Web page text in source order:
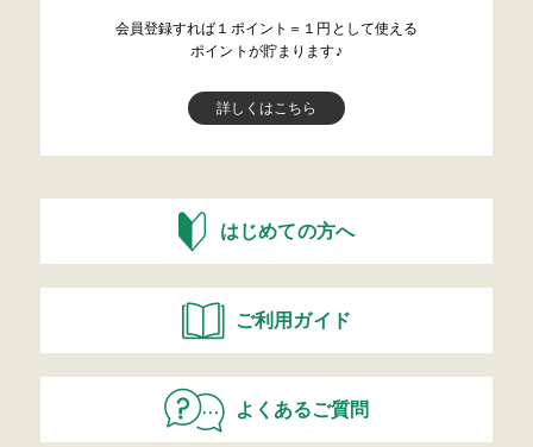
会員登録すれば１ポイント＝１円として使える
ポイントが貯まります♪
詳しくはこちら
はじめての方へ
ご利用ガイド
よくあるご質問